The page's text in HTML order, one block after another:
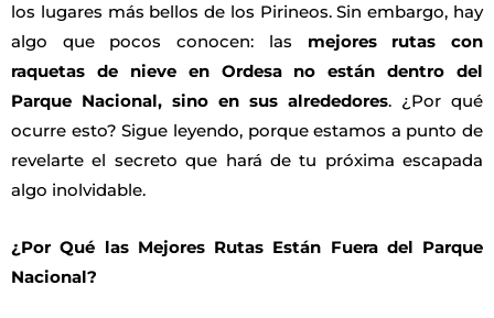
los lugares más bellos de los Pirineos. Sin embargo, hay
algo que pocos conocen: las mejores rutas con
raquetas de nieve en Ordesa no están dentro del
Parque Nacional, sino en sus alrededores. ¿Por qué
ocurre esto? Sigue leyendo, porque estamos a punto de
revelarte el secreto que hará de tu próxima escapada
algo inolvidable.
¿Por Qué las Mejores Rutas Están Fuera del Parque
Nacional?